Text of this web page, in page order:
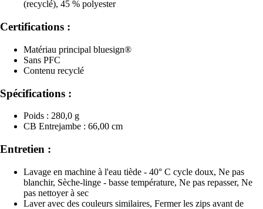
(recyclé), 45 % polyester
Certifications :
Matériau principal bluesign®
Sans PFC
Contenu recyclé
Spécifications :
Poids : 280,0 g
CB Entrejambe : 66,00 cm
Entretien :
Lavage en machine à l'eau tiède - 40° C cycle doux, Ne pas
blanchir, Sèche-linge - basse température, Ne pas repasser, Ne
pas nettoyer à sec
Laver avec des couleurs similaires, Fermer les zips avant de